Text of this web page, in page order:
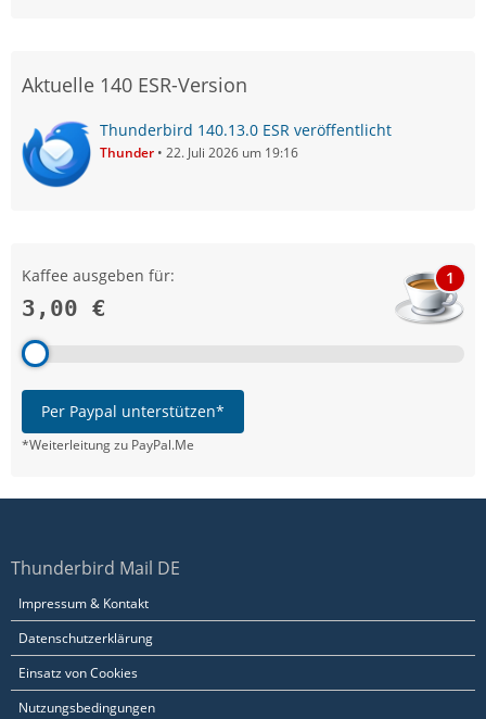
Aktuelle 140 ESR-Version
Thunderbird 140.13.0 ESR veröffentlicht
Thunder 22. Juli 2026 um 19:16
Kaffee ausgeben für:
3,00 €
1
Per Paypal unterstützen*
*Weiterleitung zu PayPal.Me
Thunderbird Mail DE
Impressum & Kontakt
Datenschutzerklärung
Einsatz von Cookies
Nutzungsbedingungen